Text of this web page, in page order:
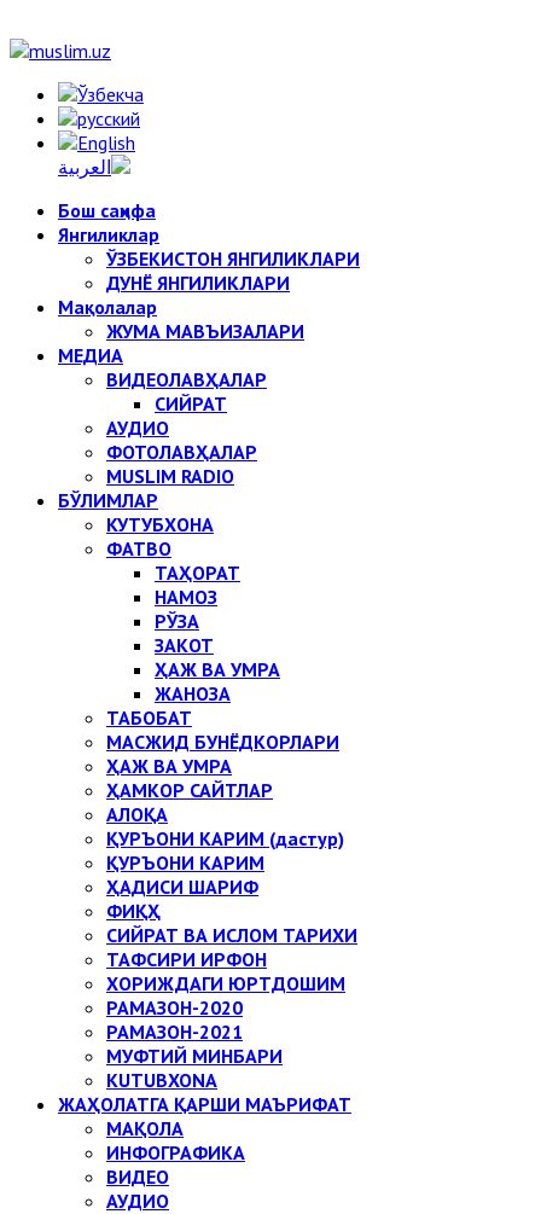
Бош саҳифа
Янгиликлар
ЎЗБЕКИСТОН ЯНГИЛИКЛАРИ
ДУНЁ ЯНГИЛИКЛАРИ
Мақолалар
ЖУМА МАВЪИЗАЛАРИ
МЕДИА
ВИДЕОЛАВҲАЛАР
СИЙРАТ
АУДИО
ФОТОЛАВҲАЛАР
MUSLIM RADIO
БЎЛИМЛАР
КУТУБХОНА
ФАТВО
ТАҲОРАТ
НАМОЗ
РЎЗА
ЗАКОТ
ҲАЖ ВА УМРА
ЖАНОЗА
ТАБОБАТ
МАСЖИД БУНЁДКОРЛАРИ
ҲАЖ ВА УМРА
ҲАМКОР САЙТЛАР
АЛОҚА
ҚУРЪОНИ КАРИМ (дастур)
ҚУРЪОНИ КАРИМ
ҲАДИСИ ШАРИФ
ФИҚҲ
СИЙРАТ ВА ИСЛОМ ТАРИХИ
ТАФСИРИ ИРФОН
ХОРИЖДАГИ ЮРТДОШИМ
РАМАЗОН-2020
РАМАЗОН-2021
МУФТИЙ МИНБАРИ
KUTUBXONA
ЖАҲОЛАТГА ҚАРШИ МАЪРИФАТ
МАҚОЛА
ИНФОГРАФИКА
ВИДЕО
АУДИО